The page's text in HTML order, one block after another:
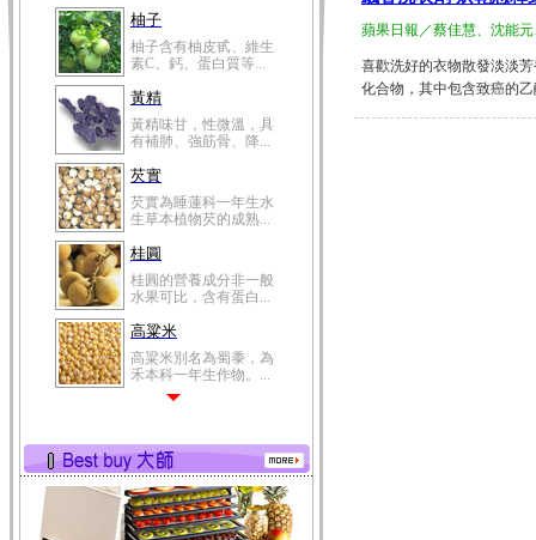
柚子
柚子含有柚皮甙、維生
素C、鈣、蛋白質等...
黃精
黃精味甘，性微溫，具
有補肺、強筋骨、降...
芡實
芡實為睡蓮科一年生水
生草本植物芡的成熟...
桂圓
桂圓的營養成分非一般
水果可比，含有蛋白...
高粱米
高粱米別名為蜀黍，為
禾本科一年生作物。...
有蛋白質、脂肪、磷...
鮪魚
鮪魚肚肉中的不飽和脂
肪酸內富含EPA和DH...
蘋果日報／蔡佳慧、沈能
喜歡洗好的衣物散發淡淡
化合物，其中包含致癌的乙